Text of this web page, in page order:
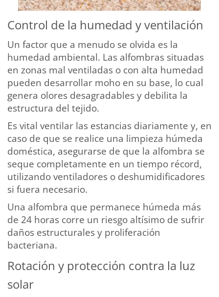
Control de la humedad y ventilación
Un factor que a menudo se olvida es la
humedad ambiental. Las alfombras situadas
en zonas mal ventiladas o con alta humedad
pueden desarrollar moho en su base, lo cual
genera olores desagradables y debilita la
estructura del tejido.
Es vital ventilar las estancias diariamente y, en
caso de que se realice una limpieza húmeda
doméstica, asegurarse de que la alfombra se
seque completamente en un tiempo récord,
utilizando ventiladores o deshumidificadores
si fuera necesario.
Una alfombra que permanece húmeda más
de 24 horas corre un riesgo altísimo de sufrir
daños estructurales y proliferación
bacteriana.
Rotación y protección contra la luz
solar